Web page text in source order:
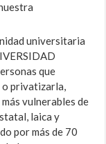
universitaria
que
privatizarla,
vulnerables de
laica y
por más de 70